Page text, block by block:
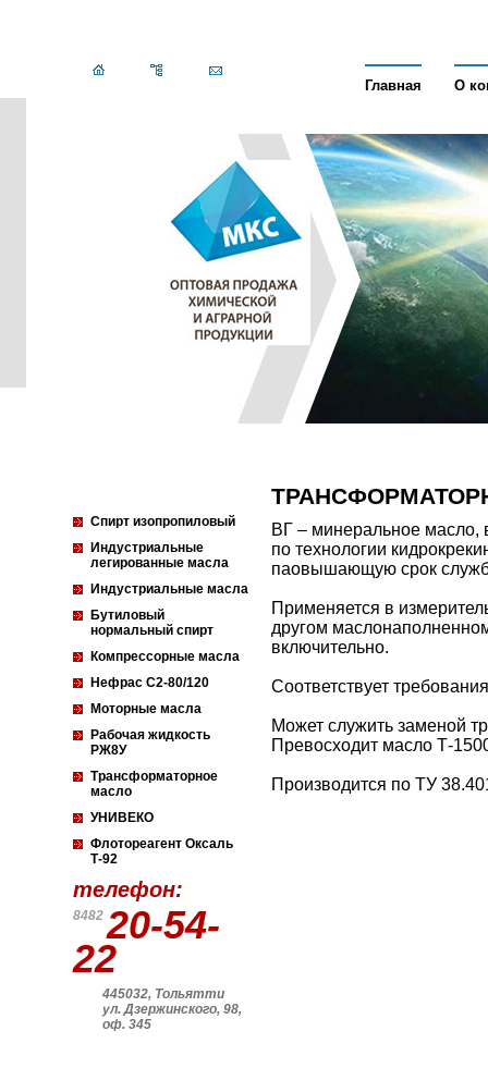
Главная О
Спирт изопропиловый
Индустриальные
легированные масла
Индустриальные масла
Бутиловый
нормальный спирт
Компрессорные масла
Нефрас С2-80/120
Моторные масла
Рабочая жидкость
РЖ8У
Трансформаторное
масло
УНИВЕКО
Флотореагент Оксаль
Т-92
телефон:
848220-54-
22
445032, Тольятти
ул. Дзержинского, 98,
оф. 345
ВГ – минеральное
по технологии
паовышающую срок
Применяется в
другом
включительно.
Соответствует
Может служить заменой
Превосходит масло Т-
Производится по ТУ